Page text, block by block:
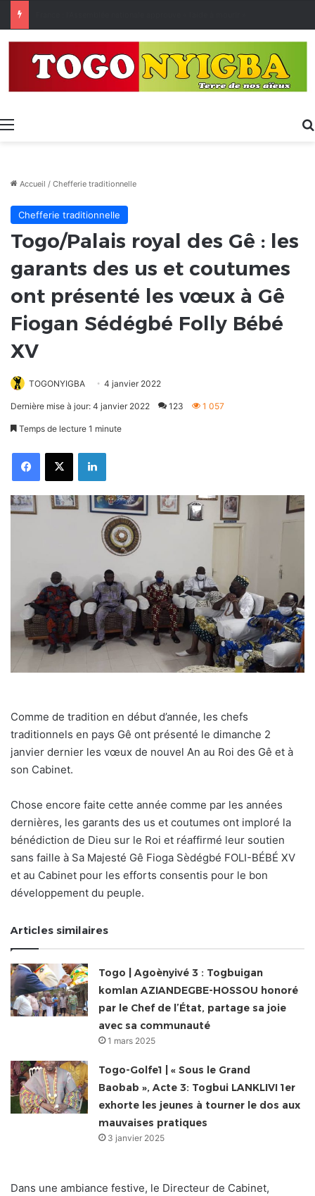
Menu
Accueil / Chefferie traditionnelle
Chefferie traditionnelle
Togo/Palais royal des Gê : les
garants des us et coutumes
ont présenté les vœux à Gê
Fiogan Sédégbé Folly Bébé
XV
TOGONYIGBA 4 janvier 2022
Dernière mise à jour: 4 janvier 2022 123 1 057
Temps de lecture 1 minute
FacebookX Linkedin
Comme de tradition en début d’année, les chefs
traditionnels en pays Gê ont présenté le dimanche 2
janvier dernier les vœux de nouvel An au Roi des Gê et à
son Cabinet.
Chose encore faite cette année comme par les années
dernières, les garants des us et coutumes ont imploré la
bénédiction de Dieu sur le Roi et réaffirmé leur soutien
sans faille à Sa Majesté Gê Fioga Sèdégbé FOLI-BÉBÉ XV
et au Cabinet pour les efforts consentis pour le bon
développement du peuple.
Articles similaires
Togo | Agoènyivé 3 : Togbuigan
komlan AZIANDEGBE-HOSSOU honoré
par le Chef de l’État, partage sa joie
avec sa communauté
1 mars 2025
Togo-Golfe1 | « Sous le Grand
Baobab », Acte 3: Togbui LANKLIVI 1er
exhorte les jeunes à tourner le dos aux
mauvaises pratiques
3 janvier 2025
Dans une ambiance festive, le Directeur de Cabinet,